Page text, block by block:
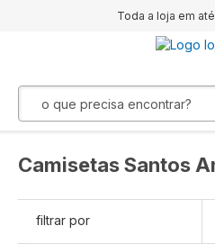
Toda a loja em
Camisetas Santos
filtrar por